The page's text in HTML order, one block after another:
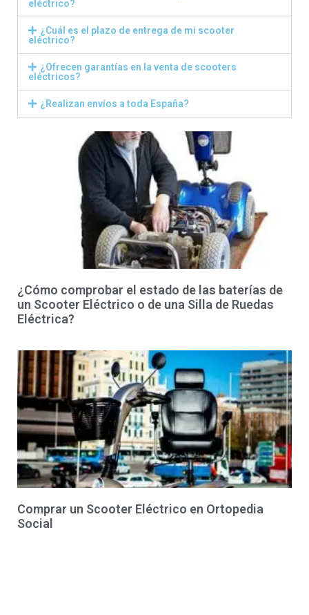
eléctrico?
¿Cuál es el plazo de entrega de mi scooter
eléctrico?
¿Ofrecen garantías en la venta de scooters
eléctricos?
¿Realizan envíos a toda España?
¿Cómo comprobar el estado de las baterías de
un Scooter Eléctrico o de una Silla de Ruedas
Eléctrica?
Comprar un Scooter Eléctrico en Ortopedia
Social